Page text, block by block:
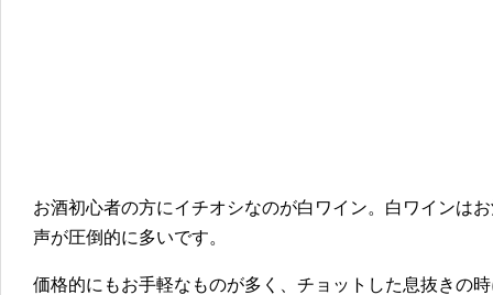
お酒初心者の方にイチオシなのが白ワイン。白ワインは
声が圧倒的に多いです。
価格的にもお手軽なものが多く、チョットした息抜きの